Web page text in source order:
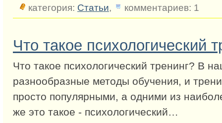
категория: Статьи, комментариев: 1
Что такое психологический
Что такое психологический тренинг? В
разнообразные методы обучения, и
просто популярными, а одними из
же это такое - психологический…